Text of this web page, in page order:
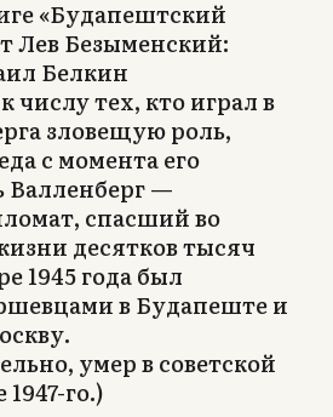
«Будапештский
Лев Безыменский:
Белкин
числу тех, кто играл в
зловещую роль,
с момента его
Валленберг —
спасший во
десятков тысяч
1945 года был
в Будапеште и
умер в советской
го.)